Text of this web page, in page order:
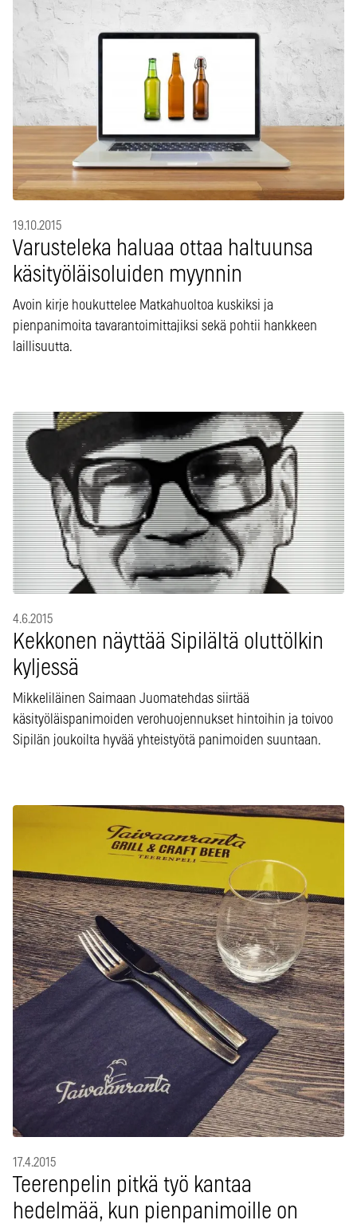
19.10.2015
Varusteleka haluaa ottaa haltuunsa
käsityöläisoluiden myynnin
Avoin kirje houkuttelee Matkahuoltoa kuskiksi ja
pienpanimoita tavarantoimittajiksi sekä pohtii hankkeen
laillisuutta.
4.6.2015
Kekkonen näyttää Sipilältä oluttölkin
kyljessä
Mikkeliläinen Saimaan Juomatehdas siirtää
käsityöläispanimoiden verohuojennukset hintoihin ja toivoo
Sipilän joukoilta hyvää yhteistyötä panimoiden suuntaan.
17.4.2015
Teerenpelin pitkä työ kantaa
hedelmää, kun pienpanimoille on